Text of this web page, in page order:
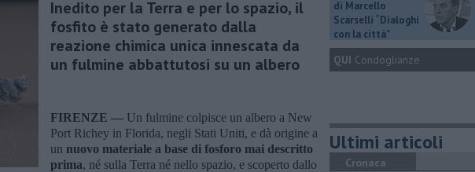
Inedito per la Terra e per lo spazio, il
fosfito è stato generato dalla
reazione chimica unica innescata da
un fulmine abbattutosi su un albero
FIRENZE — Un fulmine colpisce un albero a New
Port Richey in Florida, negli Stati Uniti, e dà origine a
un nuovo materiale a base di fosforo mai descritto
prima, né sulla Terra né nello spazio, e scoperto dallo
di Marcello
Scarselli “Dialoghi
con la città"
QUI Condoglianze
Ultimi articoli
Cronaca